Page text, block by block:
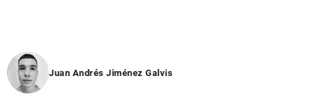
Juan Andrés Jiménez Galvis